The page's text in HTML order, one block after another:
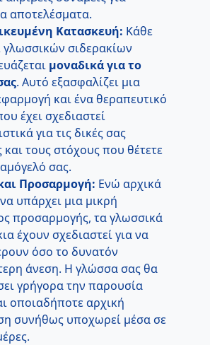
αποτελέσματα.
Κατασκευή: Κάθε
γλωσσικών σιδερακίων
μοναδικά για το
. Αυτό εξασφαλίζει μια
και ένα θεραπευτικό
έχει σχεδιαστεί
για τις δικές σας
και τους στόχους που θέτετε
σας.
Προσαρμογή: Ενώ αρχικά
υπάρχει μια μικρή
προσαρμογής, τα γλωσσικά
έχουν σχεδιαστεί για να
όσο το δυνατόν
άνεση. Η γλώσσα σας θα
γρήγορα την παρουσία
οποιαδήποτε αρχική
συνήθως υποχωρεί μέσα σε